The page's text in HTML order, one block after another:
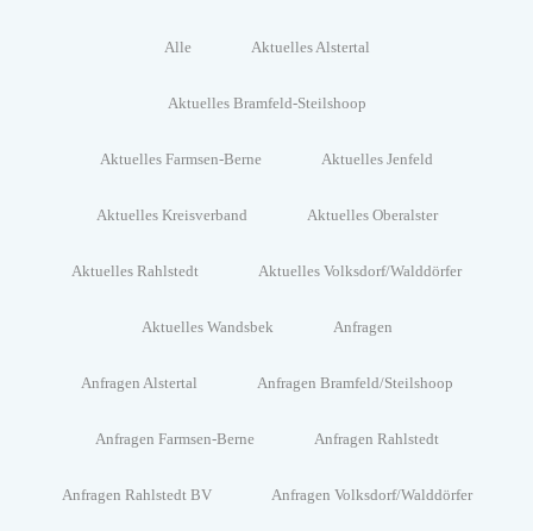
Alle Aktuelles Alstertal
Aktuelles Bramfeld-Steilshoop
Aktuelles Farmsen-Berne Aktuelles Jenfeld
Aktuelles Kreisverband Aktuelles Oberalster
Aktuelles Rahlstedt Aktuelles Volksdorf/Walddörfer
Aktuelles Wandsbek Anfragen
Anfragen Alstertal Anfragen Bramfeld/Steilshoop
Anfragen Farmsen-Berne Anfragen Rahlstedt
Anfragen Rahlstedt BV Anfragen Volksdorf/Walddörfer